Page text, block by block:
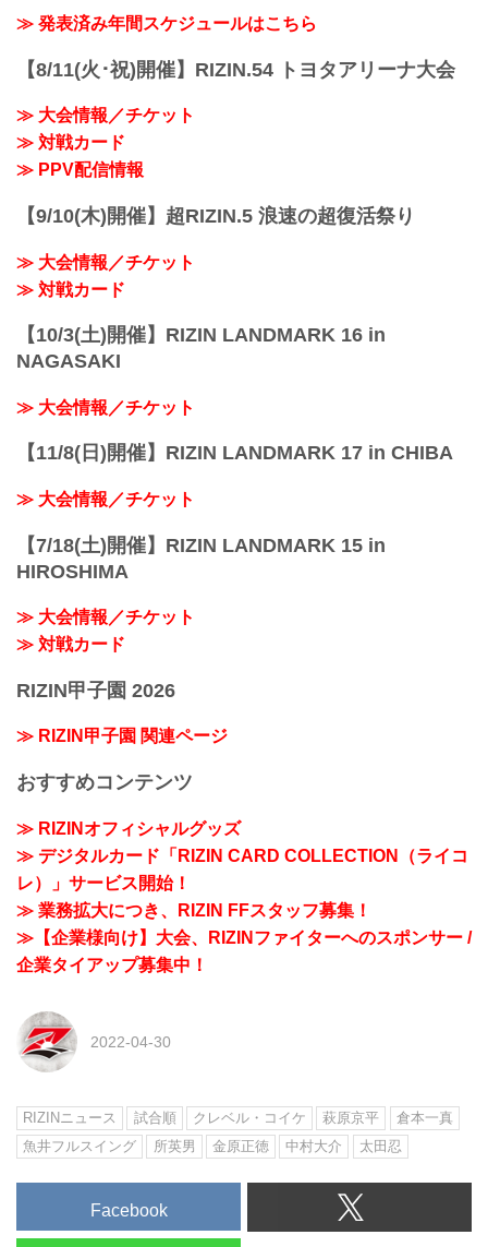
日時
2022年5月5日（祝・木）18:00開場 /
会場
+WEED
FEDERATION オフィシャルサイト...
≫ 発表済み年間スケジュールはこちら
【8/11(火･祝)開催】RIZIN.54 トヨタアリーナ大会
≫ 大会情報／チケット
≫ 対戦カード
≫ PPV配信情報
【9/10(木)開催】超RIZIN.5 浪速の超復活祭り
≫ 大会情報／チケット
≫ 対戦カード
【10/3(土)開催】RIZIN LANDMARK 16 in
NAGASAKI
≫ 大会情報／チケット
【11/8(日)開催】RIZIN LANDMARK 17 in CHIBA
≫ 大会情報／チケット
【7/18(土)開催】RIZIN LANDMARK 15 in
HIROSHIMA
≫ 大会情報／チケット
≫ 対戦カード
RIZIN甲子園 2026
≫ RIZIN甲子園 関連ページ
おすすめコンテンツ
≫ RIZINオフィシャルグッズ
≫ デジタルカード「RIZIN CARD COLLECTION（ライコ
レ）」サービス開始！
≫ 業務拡大につき、RIZIN FFスタッフ募集！
≫【企業様向け】大会、RIZINファイターへのスポンサー /
企業タイアップ募集中！
2022-04-30
RIZINニュース 試合順 クレベル・コイケ 萩原京平
倉本一真
魚井フルスイング
所英男 金原正徳 中村大介 太田忍
Facebook